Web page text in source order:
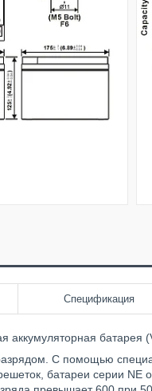
Спецификация
аккумуляторная батарея
С помощью
батареи серии NE